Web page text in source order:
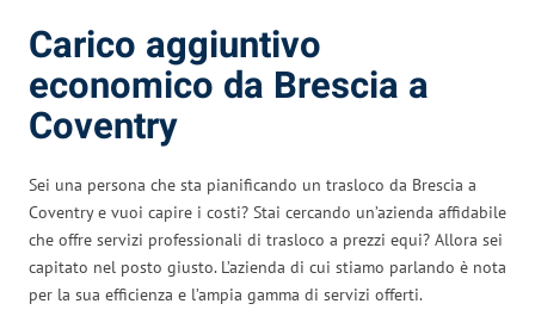
Carico aggiuntivo
economico da Brescia a
Coventry
Sei una persona che sta pianificando un trasloco da Brescia a
Coventry e vuoi capire i costi? Stai cercando un’azienda affidabile
che offre servizi professionali di trasloco a prezzi equi? Allora sei
capitato nel posto giusto. L’azienda di cui stiamo parlando è nota
per la sua efficienza e l’ampia gamma di servizi offerti.